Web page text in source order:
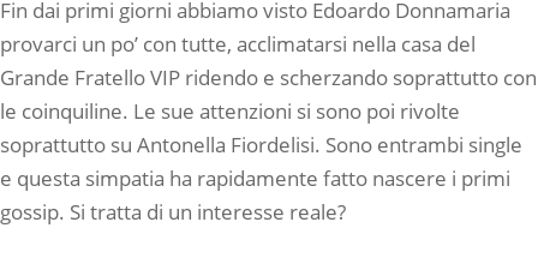
Fin dai primi giorni abbiamo visto Edoardo Donnamaria
provarci un po’ con tutte, acclimatarsi nella casa del
Grande Fratello VIP ridendo e scherzando soprattutto con
le coinquiline. Le sue attenzioni si sono poi rivolte
soprattutto su Antonella Fiordelisi. Sono entrambi single
e questa simpatia ha rapidamente fatto nascere i primi
gossip. Si tratta di un interesse reale?